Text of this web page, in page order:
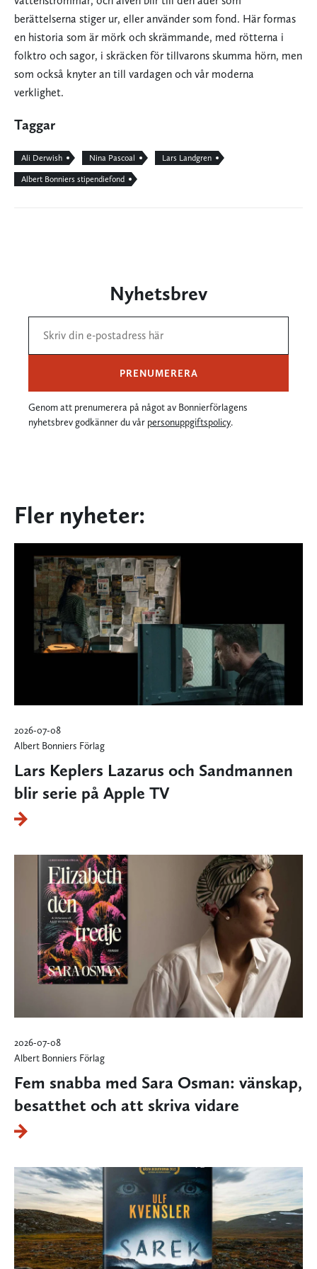
berättelserna stiger ur, eller använder som fond. Här formas
en historia som är mörk och skrämmande, med rötterna i
folktro och sagor, i skräcken för tillvarons skumma hörn, men
som också knyter an till vardagen och vår moderna
verklighet.
Taggar
Ali Derwish Nina Pascoal Lars Landgren
Albert Bonniers stipendiefond
Nyhetsbrev
PRENUMERERA
Genom att prenumerera på något av Bonnierförlagens
nyhetsbrev godkänner du vår personuppgiftspolicy.
Fler nyheter:
2026-07-08
Albert Bonniers Förlag
Lars Keplers Lazarus och Sandmannen
blir serie på Apple TV
2026-07-08
Albert Bonniers Förlag
Fem snabba med Sara Osman: vänskap,
besatthet och att skriva vidare